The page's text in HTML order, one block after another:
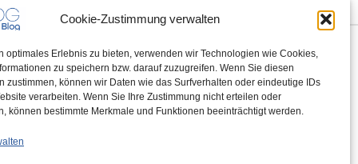
Cookie-Zustimmung verwalten
optimales Erlebnis zu bieten, verwenden wir Technologien wie Cookies,
zu speichern bzw. darauf zuzugreifen. Wenn Sie diesen
zustimmen, können wir Daten wie das Surfverhalten oder eindeutige IDs
verarbeiten. Wenn Sie Ihre Zustimmung nicht erteilen oder
können bestimmte Merkmale und Funktionen beeinträchtigt werden.